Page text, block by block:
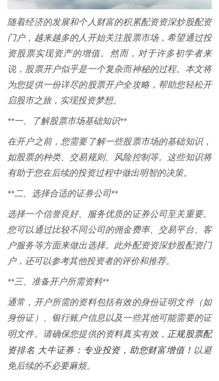
随着经济的发展和个人财富的积累配资资深炒股配资
门户，越来越多的人开始关注股票市场，希望通过投
资股票实现资产的增值。然而，对于许多初学者来
说，股票开户似乎是一个复杂而神秘的过程。本文将
为您提供一份详尽的股票开户全攻略，帮助您轻松开
启股市之旅，实现投资梦想。
**一、了解股票市场基础知识**
在开户之前，您需要了解一些股票市场的基础知识，
如股票的种类、交易规则、风险控制等。这些知识将
有助于您在后续的投资过程中做出明智的决策。
**二、选择合适的证券公司**
选择一个信誉良好、服务优质的证券公司至关重要。
您可以通过比较不同公司的佣金费率、交易平台、客
户服务等方面来做出选择。此外配资资深炒股配资门
户，还可以参考其他投资者的评价和推荐。
**三、准备开户所需资料**
通常，开户所需的资料包括有效的身份证明文件（如
身份证）、银行账户信息以及一些其他可能需要的证
明文件。请确保您提供的资料真实有效， 正规股票配
资排名 大牛证券：专业投资，助您财富增值！ 以避
免后续的不必要麻烦。